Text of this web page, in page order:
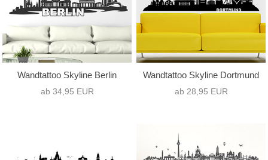
Wandtattoo Skyline Berlin
ab 34,95 EUR
Wandtattoo Skyline Dortmund
ab 28,95 EUR